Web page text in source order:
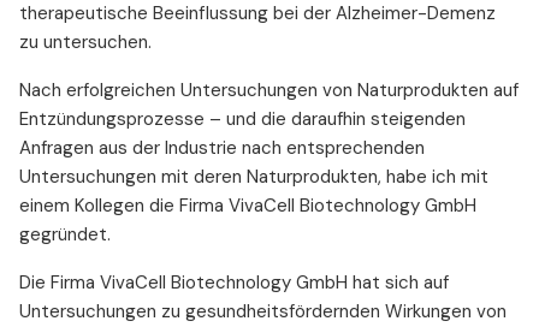
therapeutische Beeinflussung bei der Alzheimer-Demenz
zu untersuchen.
Nach erfolgreichen Untersuchungen von Naturprodukten auf
Entzündungsprozesse – und die daraufhin steigenden
Anfragen aus der Industrie nach entsprechenden
Untersuchungen mit deren Naturprodukten, habe ich mit
einem Kollegen die Firma VivaCell Biotechnology GmbH
gegründet.
Die Firma VivaCell Biotechnology GmbH hat sich auf
Untersuchungen zu gesundheitsfördernden Wirkungen von